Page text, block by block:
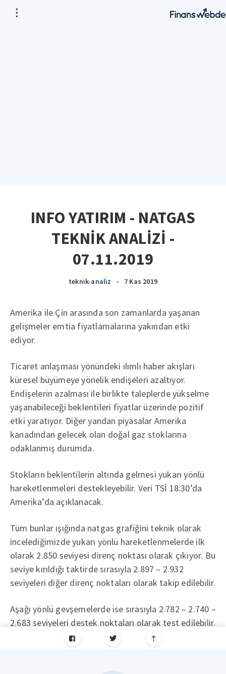
INFO YATIRIM - NATGAS
TEKNİK ANALİZİ -
07.11.2019
teknik-analiz • 7 Kas 2019
Amerika ile Çin arasında son zamanlarda yaşanan
gelişmeler emtia fiyatlamalarına yakından etki
ediyor.
Ticaret anlaşması yönündeki ılımlı haber akışları
küresel büyümeye yönelik endişeleri azaltıyor.
Endişelerin azalması ile birlikte taleplerde yükselme
yaşanabileceği beklentileri fiyatlar üzerinde pozitif
etki yaratıyor. Diğer yandan piyasalar Amerika
kanadından gelecek olan doğal gaz stoklarına
odaklanmış durumda.
Stokların beklentilerin altında gelmesi yukarı yönlü
hareketlenmeleri destekleyebilir. Veri TSİ 18:30’da
Amerika’da açıklanacak.
Tüm bunlar ışığında natgas grafiğini teknik olarak
incelediğimizde yukarı yönlü hareketlenmelerde ilk
olarak 2.850 seviyesi direnç noktası olarak çıkıyor. Bu
seviye kırıldığı taktirde sırasıyla 2.897 – 2.932
seviyeleri diğer direnç noktaları olarak takip edilebilir.
Aşağı yönlü gevşemelerde ise sırasıyla 2.782 – 2.740 –
2.683 seviyeleri destek noktaları olarak test edilebilir.